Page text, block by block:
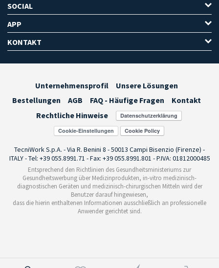
SOCIAL
APP
KONTAKT
Unternehmensprofil
Unsere Lösungen
Bestellungen
AGB FAQ - Häufige Fragen
Kontakt
Rechtliche Hinweise
Cookie-Einstellungen
TecniWork S.p.A. - Via R. Benini 8 - 50013 Campi Bisenzio (Firenze) -
ITALY - Tel: +39 055.8991.71 - Fax: +39 055.8991.801 - P.IVA: 01812000485
Entsprechend den Richtlinien des Gesundheitsministeriums zur
Gesundheitswerbung über Medizinprodukten, in-vitro medizinisch-
diagnostischen Geräten und medizinisch-chirurgischen Mitteln wird der
Benutzer darauf hingewiesen,
dass die hierin enthaltenen Informationen ausschließlich an professionelle
Anwender gerichtet sind.